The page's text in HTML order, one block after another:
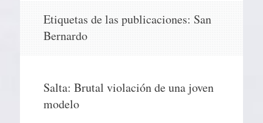
contenido
Etiquetas de las publicaciones: San
Bernardo
Salta: Brutal violación de una joven
modelo